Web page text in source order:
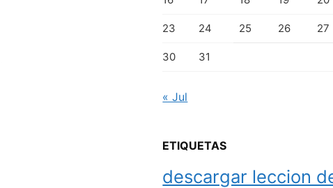
23 24 25 26 27
30 31
« Jul
ETIQUETAS
descargar leccion